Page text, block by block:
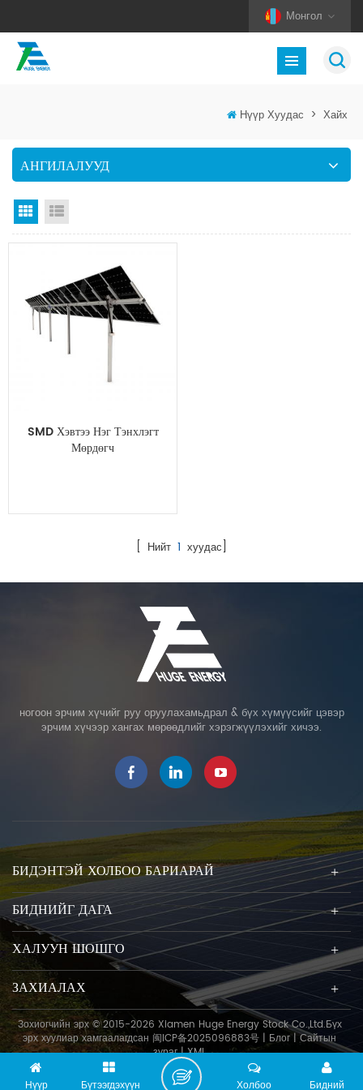
Монгол
Нүүр Хуудас > Хайх
АНГИЛАЛУУД
Тор харах
SMD Хэвтээ Нэг Тэнхлэгт
Мөрдөгч
[ Нийт 1 хуудас]
ногоон эрчим хүчийг руу оруулахамьдрал & бүх хүмүүсийг цэвэр
эрчим хүчээр хангах мөрөөдлийг хэрэгжүүлэхийг хичээ.
БИДЭНТЭЙ ХОЛБОО БАРИАРАЙ
БИДНИЙГ ДАГА
ХАЛУУН ШОШГО
ЗАХИАЛАХ
Зохиогчийн эрх © 2015-2026 Xiamen Huge Energy Stock Co.,Ltd.Бүх
эрх хуулиар хамгаалагдсан 闽ICP备2025096883号 | Блог | Сайтын
зураг|XML
Нүүр Бүтээгдэхүүн Бидний
Холбоо